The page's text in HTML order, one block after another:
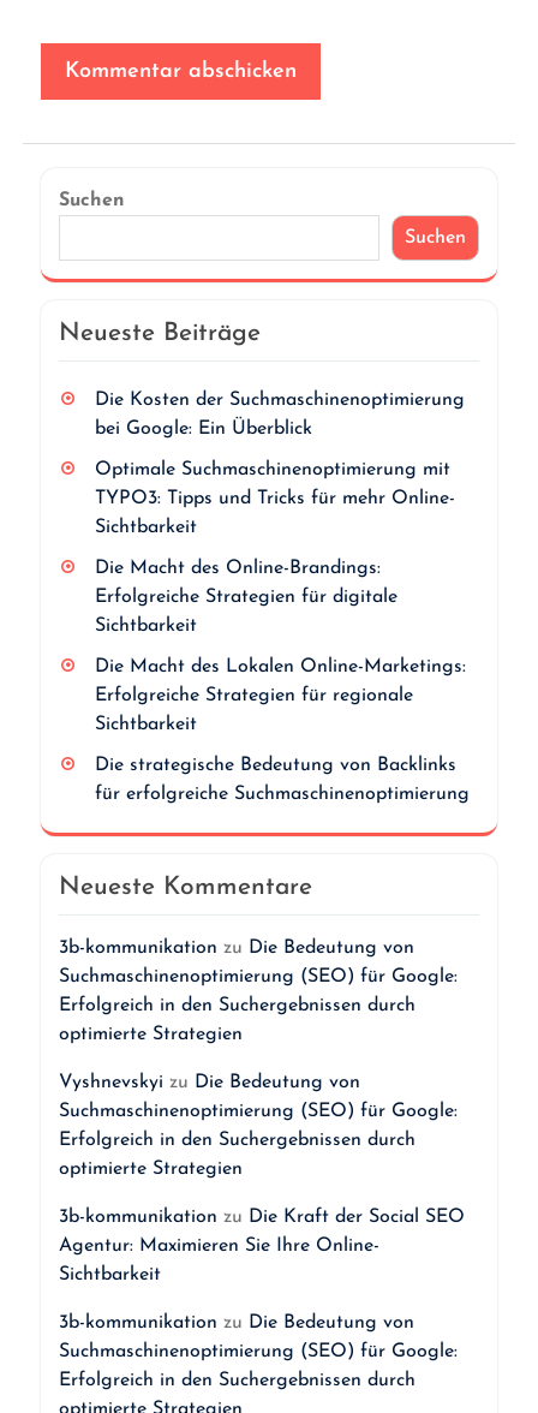
Suchen
Suchen
Neueste Beiträge
Die Kosten der Suchmaschinenoptimierung
bei Google: Ein Überblick
Optimale Suchmaschinenoptimierung mit
TYPO3: Tipps und Tricks für mehr Online-
Sichtbarkeit
Die Macht des Online-Brandings:
Erfolgreiche Strategien für digitale
Sichtbarkeit
Die Macht des Lokalen Online-Marketings:
Erfolgreiche Strategien für regionale
Sichtbarkeit
Die strategische Bedeutung von Backlinks
für erfolgreiche Suchmaschinenoptimierung
Neueste Kommentare
3b-kommunikation zu Die Bedeutung von
Suchmaschinenoptimierung (SEO) für Google:
Erfolgreich in den Suchergebnissen durch
optimierte Strategien
Vyshnevskyi zu Die Bedeutung von
Suchmaschinenoptimierung (SEO) für Google:
Erfolgreich in den Suchergebnissen durch
optimierte Strategien
3b-kommunikation zu Die Kraft der Social SEO
Agentur: Maximieren Sie Ihre Online-
Sichtbarkeit
3b-kommunikation zu Die Bedeutung von
Suchmaschinenoptimierung (SEO) für Google:
Erfolgreich in den Suchergebnissen durch